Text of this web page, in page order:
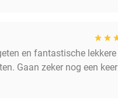
en fantastische lekkere
Gaan zeker nog een keer